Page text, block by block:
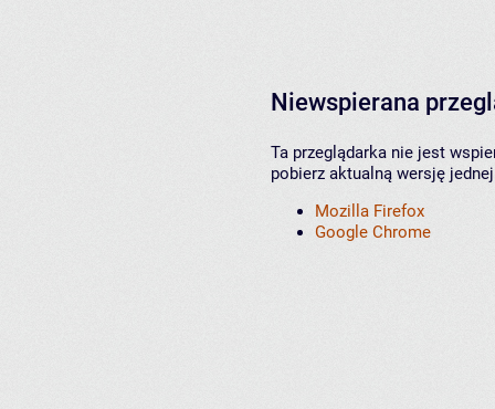
Niewspierana
Ta przeglądarka nie jest
pobierz aktualną wersję
Mozilla Firefox
Google Chrome